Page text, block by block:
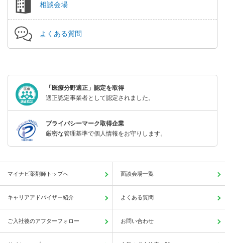
相談会場
よくある質問
「医療分野適正」認定を取得
適正認定事業者として認定されました。
プライバシーマーク取得企業
厳密な管理基準で個人情報をお守りします。
マイナビ薬剤師トップへ 面談会場一覧
キャリアアドバイザー紹介 よくある質問
ご入社後のアフターフォロー お問い合わせ